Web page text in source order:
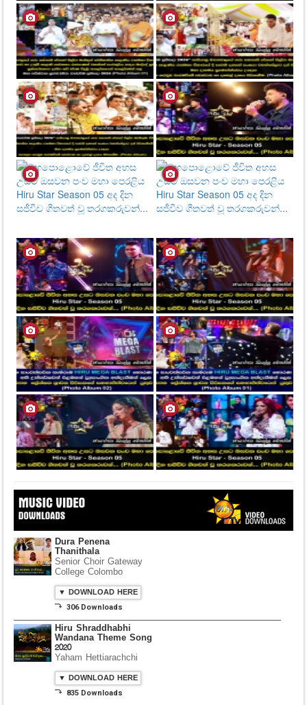
Dura Penena
Thanithala
Senior Choir Gateway
College Colombo
▼ DOWNLOAD HERE
⤵ 306 Downloads
Hiru Shraddhabhi
Wandana Theme Song
2020
Yaham Hettiarachchi
▼ DOWNLOAD HERE
⤵ 835 Downloads